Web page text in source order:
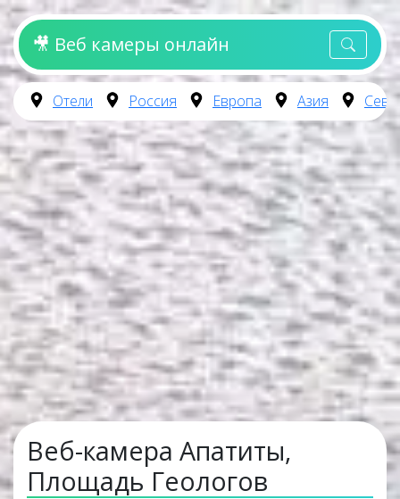
🎥 Веб камеры онлайн
Отели Россия Европа Азия
Веб-камера Апатиты,
Площадь Геологов